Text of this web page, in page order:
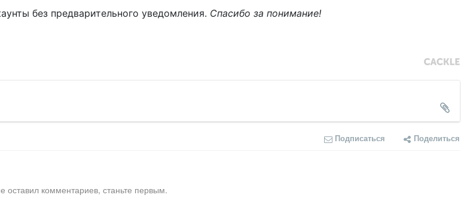
без предварительного уведомления. Спасибо за понимание!
Подписаться Поделиться
оставил комментариев, станьте первым.